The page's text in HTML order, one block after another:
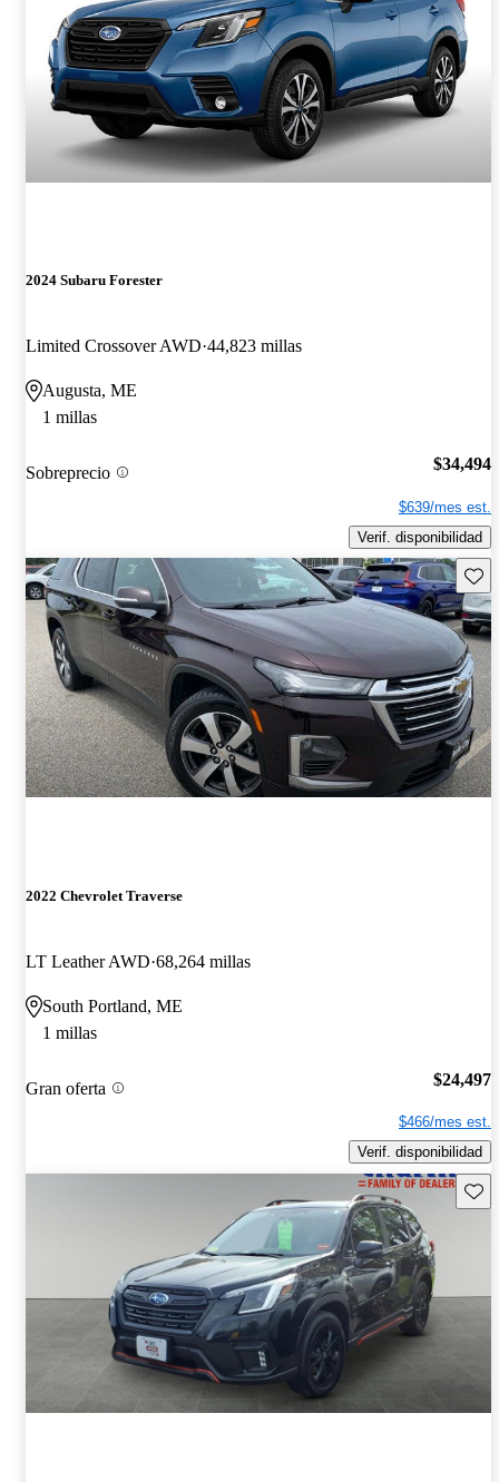
2024 Subaru Forester
Limited Crossover AWD 44,823 millas
Augusta, ME
1 millas
Sobreprecio $34,494
$639/mes est.
Verif. disponibilidad
2022 Chevrolet Traverse
LT Leather AWD 68,264 millas
South Portland, ME
1 millas
Gran oferta $24,497
$466/mes est.
Verif. disponibilidad